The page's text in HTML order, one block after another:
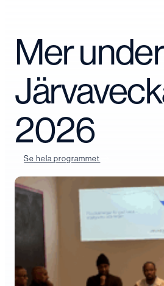
Mer
2026
Se hela programmet